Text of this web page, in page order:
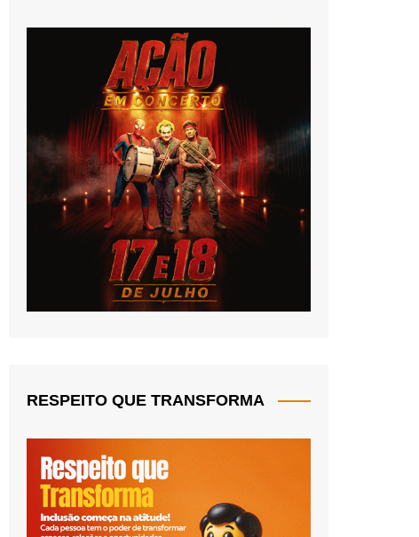
RESPEITO QUE TRANSFORMA